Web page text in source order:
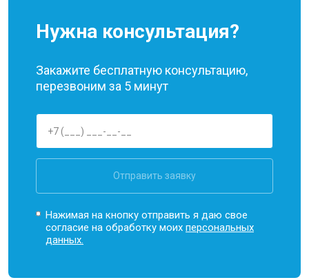
Нужна консультация?
Закажите бесплатную консультацию,
перезвоним за 5 минут
Отправить заявку
Нажимая на кнопку отправить я даю свое
согласие на обработку моихперсональных
данных.